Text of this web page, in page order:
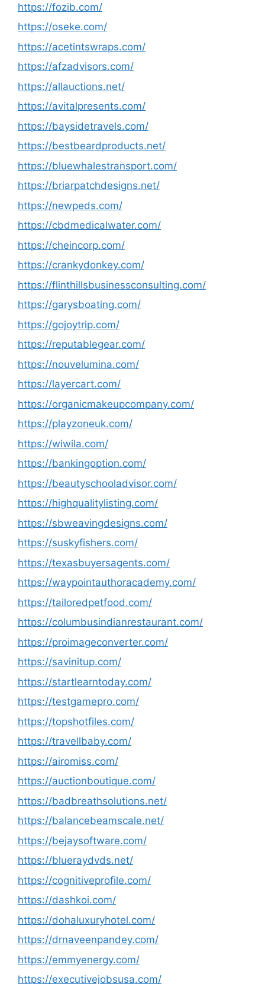
https://fozib.com/
https://oseke.com/
https://acetintswraps.com/
https://afzadvisors.com/
https://allauctions.net/
https://avitalpresents.com/
https://baysidetravels.com/
https://bestbeardproducts.net/
https://bluewhalestransport.com/
https://briarpatchdesigns.net/
https://newpeds.com/
https://cbdmedicalwater.com/
https://cheincorp.com/
https://crankydonkey.com/
https://flinthillsbusinessconsulting.com/
https://garysboating.com/
https://gojoytrip.com/
https://reputablegear.com/
https://nouvelumina.com/
https://layercart.com/
https://organicmakeupcompany.com/
https://playzoneuk.com/
https://wiwila.com/
https://bankingoption.com/
https://beautyschooladvisor.com/
https://highqualitylisting.com/
https://sbweavingdesigns.com/
https://suskyfishers.com/
https://texasbuyersagents.com/
https://waypointauthoracademy.com/
https://tailoredpetfood.com/
https://columbusindianrestaurant.com/
https://proimageconverter.com/
https://savinitup.com/
https://startlearntoday.com/
https://testgamepro.com/
https://topshotfiles.com/
https://travellbaby.com/
https://airomiss.com/
https://auctionboutique.com/
https://badbreathsolutions.net/
https://balancebeamscale.net/
https://bejaysoftware.com/
https://blueraydvds.net/
https://cognitiveprofile.com/
https://dashkoi.com/
https://dohaluxuryhotel.com/
https://drnaveenpandey.com/
https://emmyenergy.com/
https://executivejobsusa.com/